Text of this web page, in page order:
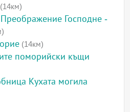
(14км)
Господне -
(14км)
поморийски къщи
Кухата могила